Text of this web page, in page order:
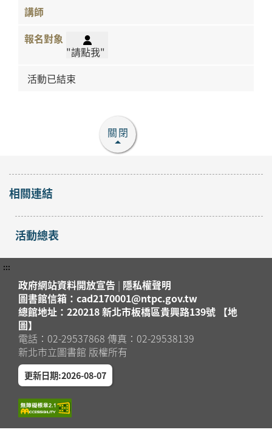
"請點我"
活動已結束
關閉
相關連結
活動總表
:::
政府網站資料開放宣告 | 隱私權聲明
圖書館信箱：cad2170001@ntpc.gov.tw
總館地址：220218 新北市板橋區貴興路139號 【地
圖】
電話：02-29537868 傳真：02-29538139
新北市立圖書館 版權所有
更新日期:2026-08-07